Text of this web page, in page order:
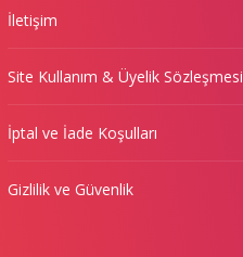
İletişim
Site Kullanım & Üyelik Sözleşmesi
İptal ve İade Koşulları
Gizlilik ve Güvenlik